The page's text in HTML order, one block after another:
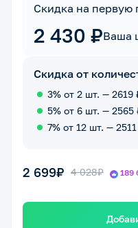
Скидка на первую
2 430 ₽Ваша
Скидка от
3% от 2 шт. — 2619
5% от 6 шт. —
7% от 12 шт. —
2 699₽ 4 028₽ 189